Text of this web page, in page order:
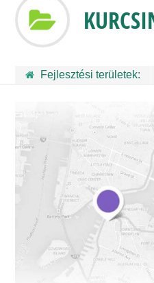
Fejlesztési területek: